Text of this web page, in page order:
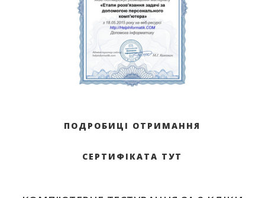
ПОДРОБИЦІ ОТРИМАННЯ
СЕРТИФІКАТА ТУТ